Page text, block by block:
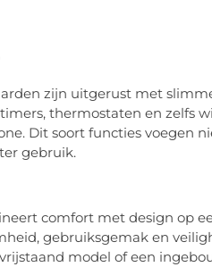
zijn uitgerust met
thermostaten en zelfs
Dit soort functies voegen
gebruik.
comfort met design op
gebruiksgemak en
model of een